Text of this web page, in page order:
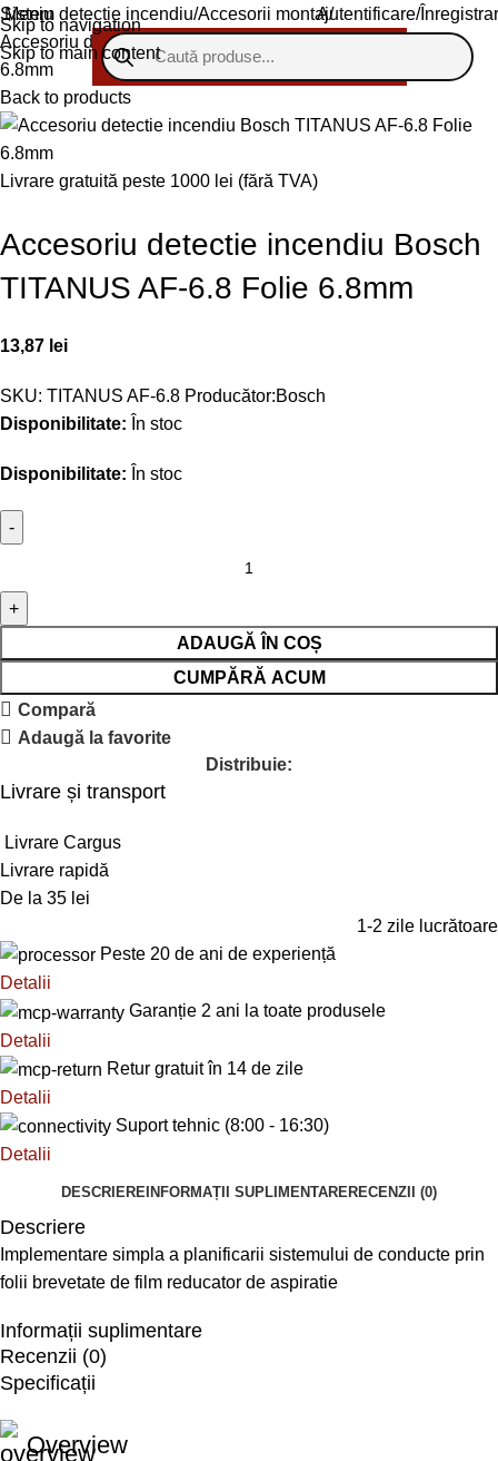
Skip to navigation
Skip to main content
Meniu Autentificare/
Sistem detectie incendiu Accesorii montaj
Accesoriu detectie incendiu Bosch TITANUS AF-6.8 Folie
6.8mm
Back to products
Livrare gratuită peste 1000 lei (fără TVA)
Accesoriu detectie incendiu Bosch
TITANUS AF-6.8 Folie 6.8mm
13,87 lei
SKU: TITANUS AF-6.8 Producător:Bosch
Disponibilitate: În stoc
Disponibilitate: În stoc
ADAUGĂ ÎN COȘ
CUMPĂRĂ ACUM
Compară
Adaugă la favorite
Distribuie:
Livrare și transport
Livrare Cargus
Livrare rapidă
De la 35 lei
1-2 zile lucrătoare
Peste 20 de ani de experiență
Detalii
Garanție 2 ani la toate produsele
Detalii
Retur gratuit în 14 de zile
Detalii
Suport tehnic (8:00 - 16:30)
Detalii
DESCRIEREINFORMAȚII SUPLIMENTARERECENZII (0)
Descriere
Implementare simpla a planificarii sistemului de conducte prin
folii brevetate de film reducator de aspiratie
Informații suplimentare
Recenzii (0)
Specificații
Overview